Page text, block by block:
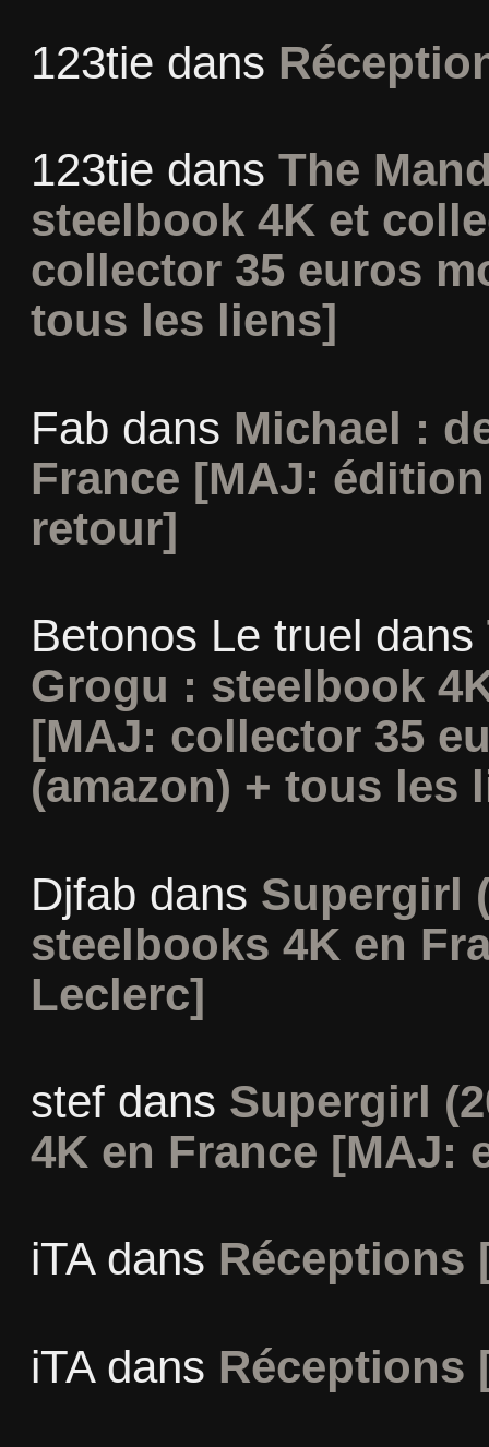
123tie dans
123tie dans The
steelbook 4K et
collector 35 euros
tous les liens]
Fab dans Michael :
France [MAJ:
retour]
Betonos Le truel dans
Grogu : steelbook
[MAJ: collector 35
(amazon) + tous les
Djfab dans Supergirl
steelbooks 4K en
Leclerc]
stefdans Supergirl
4K en France [MAJ:
iTAdans Réceptions
iTAdans Réceptions